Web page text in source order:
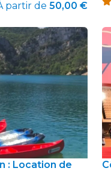
partir de 50,00 €
: Location de